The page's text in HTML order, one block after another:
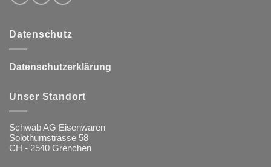
Datenschutz
Datenschutzerklärung
Unser Standort
Schwab AG Eisenwaren
Solothurnstrasse 58
CH - 2540 Grenchen